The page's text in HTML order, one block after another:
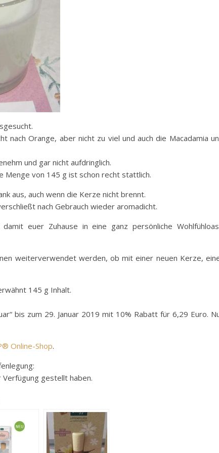
nach Orange, aber nicht zu viel und auch die Macadamia
und gar nicht aufdringlich.
Menge von 145 g ist schon recht stattlich.
aus, auch wenn die Kerze nicht brennt.
nach Gebrauch wieder aromadicht.
euer Zuhause in eine ganz persönliche
weiterverwendet werden, ob mit einer neuen Kerze,
145 g Inhalt.
bis zum 29. Januar 2019 mit 10% Rabatt für 6,29 Euro.
Online-Shop.
gestellt haben.